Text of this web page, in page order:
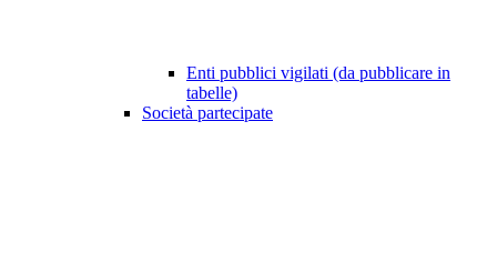
Enti pubblici vigilati (da pubblicare in
tabelle)
Società partecipate